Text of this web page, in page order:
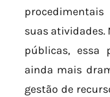
suas atividades.
públicas, essa
ainda mais
gestão de